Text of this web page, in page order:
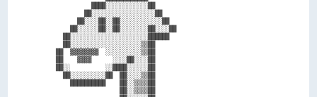
          ████░░░░░░░░░░░░██
        ██░░░░░░░░░░░░░░░░░░██
      ██░░░░██░░██░░░░░░░░░░░░██
    ██░░░░░░██░░██░░░░░░░░██░░░░██
  ██░░░░░░░░░░░░░░░░░░░░░░██████
  ██░░░░░░░░░░░░░░░░░░░░▒▒██
██  ▓▓▓▓▓▓▓▓  ░░░░░░░░░░▒▒██
██    ▓▓▓▓      ░░░░██░░░░██
██░░          ░░████░░░░░░██
  ██░░░░░░░░░░██  ██░░░░▒▒██
    ██████████    ██░░▒▒▒▒██
                  ██░░▒▒▒▒██